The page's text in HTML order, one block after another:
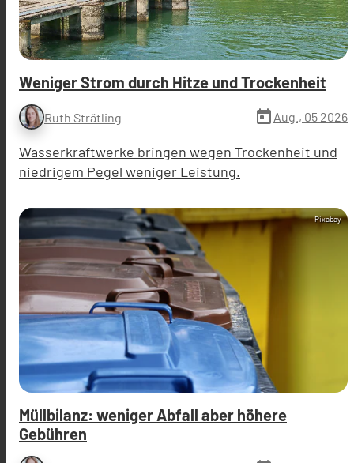
Weniger Strom durch Hitze und Trockenheit
Ruth Strätling today Aug., 05 2026
Wasserkraftwerke bringen wegen Trockenheit und
niedrigem Pegel weniger Leistung.
Pixabay
Müllbilanz: weniger Abfall aber höhere
Gebühren